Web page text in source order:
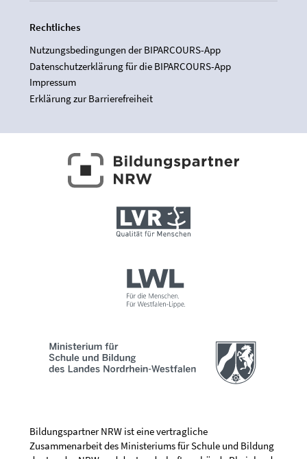
Rechtliches
Nutzungsbedingungen der BIPARCOURS-App
Datenschutzerklärung für die BIPARCOURS-App
Impressum
Erklärung zur Barrierefreiheit
Bildungspartner NRW ist eine vertragliche
Zusammenarbeit des Ministeriums für Schule und Bildung